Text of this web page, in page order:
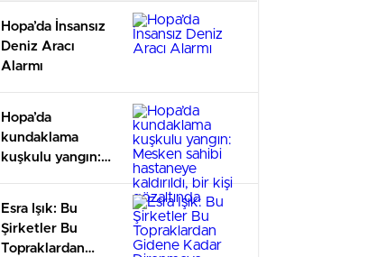
Hopa’da İnsansız
Deniz Aracı
Alarmı
Hopa’da
kundaklama
kuşkulu yangın:
kaldırıldı, bir kişi
gözaltında
Esra Işık: Bu
Şirketler Bu
Topraklardan